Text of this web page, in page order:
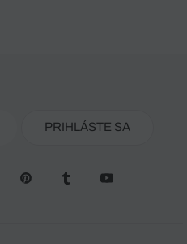
PRIHLÁSTE SA